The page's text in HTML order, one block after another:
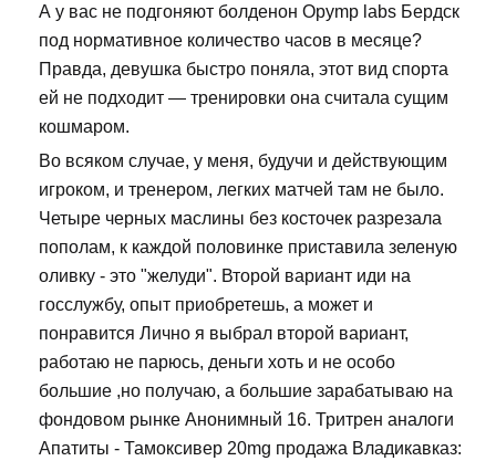
А у вас не подгоняют болденон Opymp labs Бердск
под нормативное количество часов в месяце?
Правда, девушка быстро поняла, этот вид спорта
ей не подходит — тренировки она считала сущим
кошмаром.
Во всяком случае, у меня, будучи и действующим
игроком, и тренером, легких матчей там не было.
Четыре черных маслины без косточек разрезала
пополам, к каждой половинке приставила зеленую
оливку - это "желуди". Второй вариант иди на
госслужбу, опыт приобретешь, а может и
понравится Лично я выбрал второй вариант,
работаю не парюсь, деньги хоть и не особо
большие ,но получаю, а большие зарабатываю на
фондовом рынке Анонимный 16. Тритрен аналоги
Апатиты - Тамоксивер 20mg продажа Владикавказ: